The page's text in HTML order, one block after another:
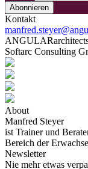
Abonnieren
Kontakt
Softarc Consulting
About
Manfred Steyer
ist Trainer und
Bereich der
Newsletter
Nie mehr etwas